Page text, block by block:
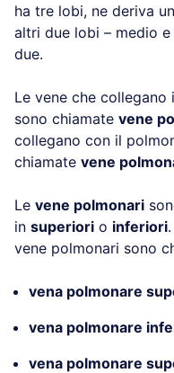
ha tre lobi, ne deriva
altri due lobi – medio
due.
Le vene che
sono chiamate vene
collegano con il
chiamate vene
Le vene polmonari
in superiori o inferiori
vene polmonari sono
vena polmonare
vena polmonare
vena polmonare